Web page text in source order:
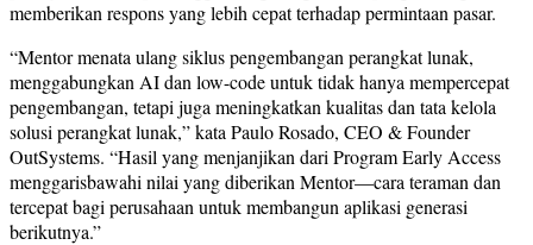
memberikan respons yang lebih cepat terhadap permintaan pasar.
“Mentor menata ulang siklus pengembangan perangkat lunak,
menggabungkan AI dan low-code untuk tidak hanya mempercepat
pengembangan, tetapi juga meningkatkan kualitas dan tata kelola
solusi perangkat lunak,” kata Paulo Rosado, CEO & Founder
OutSystems. “Hasil yang menjanjikan dari Program Early Access
menggarisbawahi nilai yang diberikan Mentor—cara teraman dan
tercepat bagi perusahaan untuk membangun aplikasi generasi
berikutnya.”